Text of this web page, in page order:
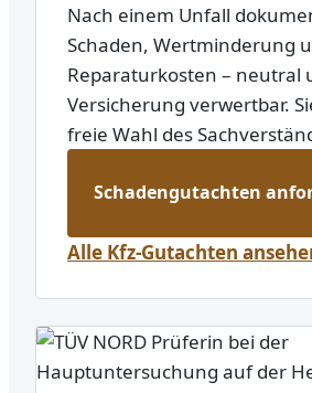
Nach einem Unfall
Schaden, Wertminderung
Reparaturkosten – neutral
Versicherung verwertbar.
freie Wahl des
Schadengutachten
Alle Kfz-Gutachten